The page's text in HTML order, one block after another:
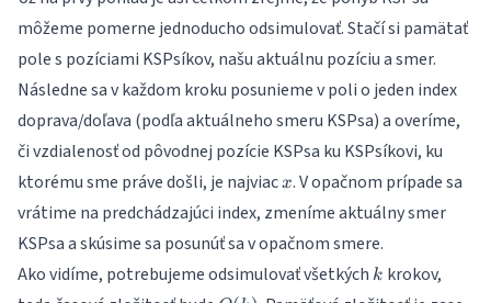
môžeme pomerne jednoducho odsimulovať. Stačí si pamätať
pole s pozíciami KSPsíkov, našu aktuálnu pozíciu a smer.
Následne sa v každom kroku posunieme v poli o jeden index
doprava/doľava (podľa aktuálneho smeru KSPsa) a overíme,
či vzdialenosť od pôvodnej pozície KSPsa ku KSPsíkovi, ku
ktorému sme práve došli, je najviac x
x. V opačnom prípade sa
vrátime na predchádzajúci index, zmeníme aktuálny smer
KSPsa a skúsime sa posunúť sa v opačnom smere.
Ako vidíme, potrebujeme odsimulovať všetkých k
k krokov,